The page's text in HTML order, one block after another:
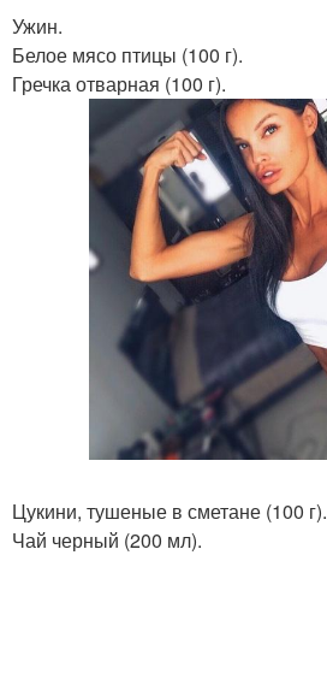
Ужин.
Белое мясо птицы (100 г).
Гречка отварная (100 г).
Цукини, тушеные в сметане (100 г).
Чай черный (200 мл).